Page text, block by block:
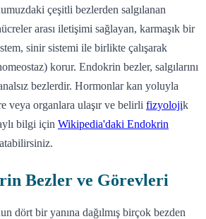
çeşitli bezlerden salgılanan
arası iletişimi sağlayan, karmaşık bir
sinir sistemi ile birlikte çalışarak
korur. Endokrin bezler, salgılarını
bezlerdir. Hormonlar kan yoluyla
veya organlara ulaşır ve belirli fizyolojik
bilgi için Wikipedia'daki Endokrin
Bezler ve Görevleri
dört bir yanına dağılmış birçok bezden